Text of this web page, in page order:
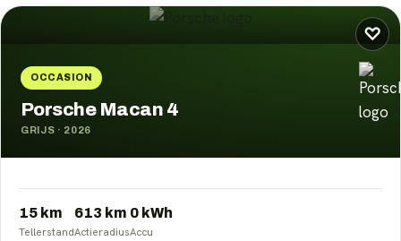
♡
OCCASION
Porsche Macan 4
GRIJS · 2026
15 km
Tellerstand
613 km
Actieradius
0 kWh
Accu